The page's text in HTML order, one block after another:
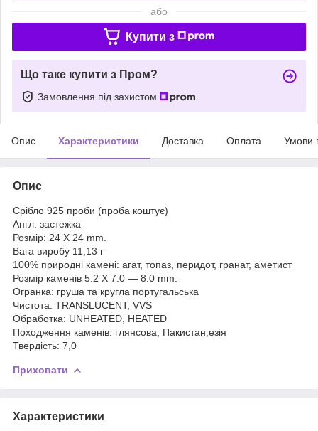
або
Купити з
Що таке купити з Пром?
Замовлення під захистом
Опис Характеристики Доставка Оплата Умови
Опис
Срібло 925 проби (проба коштує)
Англ. застежка
Розмір: 24 X 24 mm.
Вага виробу 11,13 г
100% природні камені: агат, топаз, перидот, гранат, аметист
Розмір каменів 5.2 X 7.0 — 8.0 mm.
Огранка: груша та кругла португальська
Чистота: TRANSLUCENT, VVS
Обработка: UNHEATED, HEATED
Походження каменів: глянсова, Пакистан,езія
Твердість: 7,0
Приховати
Характеристики